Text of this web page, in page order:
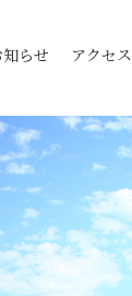
知らせ アクセス